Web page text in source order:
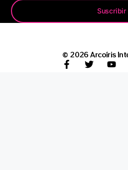
Suscribir
© 2026 Arcoíris